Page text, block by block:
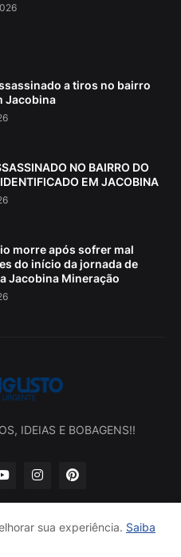
a tiros no bairro
Jacobina
NO BAIRRO DO
EM JACOBINA
morre após sofrer mal
do início da jornada de
Jacobina Mineração
IDEIAS E BOBAGENS!!
sua experiência. Saiba